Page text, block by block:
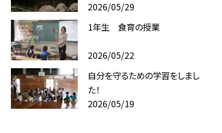
2026/05/29
1年生 食育の授業
2026/05/22
自分を守るための学習をしまし
た！
2026/05/19